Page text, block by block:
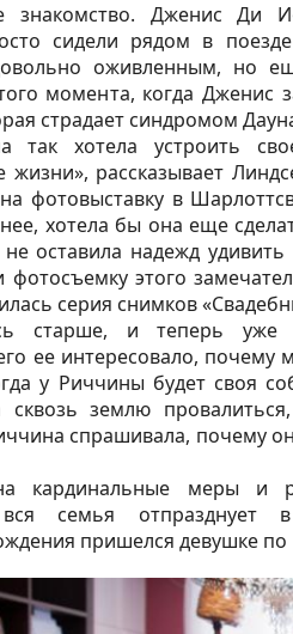
знакомство. Дженис Ди
сидели рядом в
оживленным, но
момента, когда Дженис
страдает синдромом
так хотела устроить
жизни», рассказывает
фотовыставку в
хотела бы она еще
оставила надежд
фотосъемку этого
серия снимков
старше, и теперь уже
ее интересовало, почему
у Риччины будет своя
сквозь землю
спрашивала, почему
кардинальные меры и
семья отпразднует
пришелся девушке по